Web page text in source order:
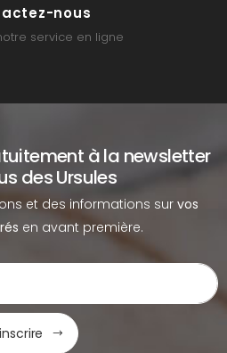
nous
service en ligne
à la newsletter
des Ursules
et des informations sur vos
en avant première.